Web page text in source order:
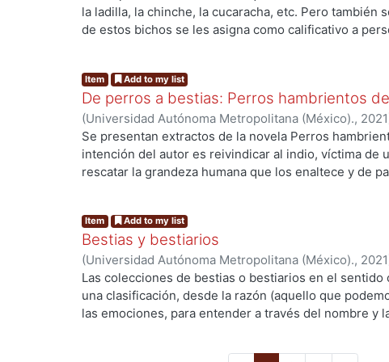
y con formaciones tan diversas que van desde los
posgrados, hasta la ausencia de títulos académicos,
la ladilla, la chinche, la cucaracha, etc. Pero también
de estos bichos se les asigna como calificativo a
centro que han encontrado una manera fácil de vivir
Item Add to my list
De perros a bestias: Perros hambrientos
(Universidad Autónoma Metropolitana (México)., 2021
Se presentan extractos de la novela Perros
intención del autor es reivindicar al indio, víctima de
rescatar la grandeza humana que los enaltece y de
biológicos desencadenados por situaciones
hombres campesinos y pastores de sociedades
agricultura de temporal, propias de sociedades
régimen” cuando las sequias se presentaban
provocaba crisis económicas, incubadoras de
condenaban a la gente a la miseria.
Item Add to my list
Bestias y bestiarios
(Universidad Autónoma Metropolitana (México)., 2021
Las colecciones de bestias o bestiarios en el sentido
una clasificación, desde la razón (aquello que
las emociones, para entender a través del nombre y